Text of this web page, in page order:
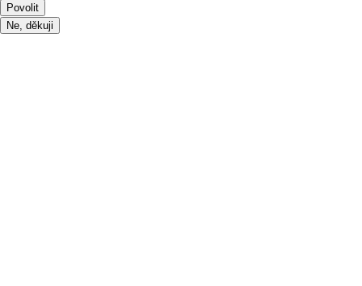
Povolit
Ne, děkuji